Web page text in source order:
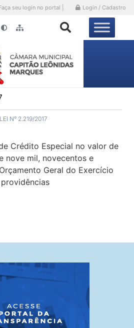
seu login no portal | Login / Cadastro
LEI N° 2.219/2017
Crédito Especial no valor de
nove mil, novecentos e
Geral do Exercício